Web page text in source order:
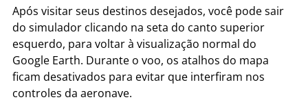
Após visitar seus destinos desejados, você pode sair
do simulador clicando na seta do canto superior
esquerdo, para voltar à visualização normal do
Google Earth. Durante o voo, os atalhos do mapa
ficam desativados para evitar que interfiram nos
controles da aeronave.